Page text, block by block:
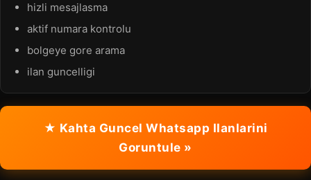
hizli mesajlasma
aktif numara kontrolu
bolgeye gore arama
ilan guncelligi
★ Kahta Guncel Whatsapp Ilanlarini
Goruntule »